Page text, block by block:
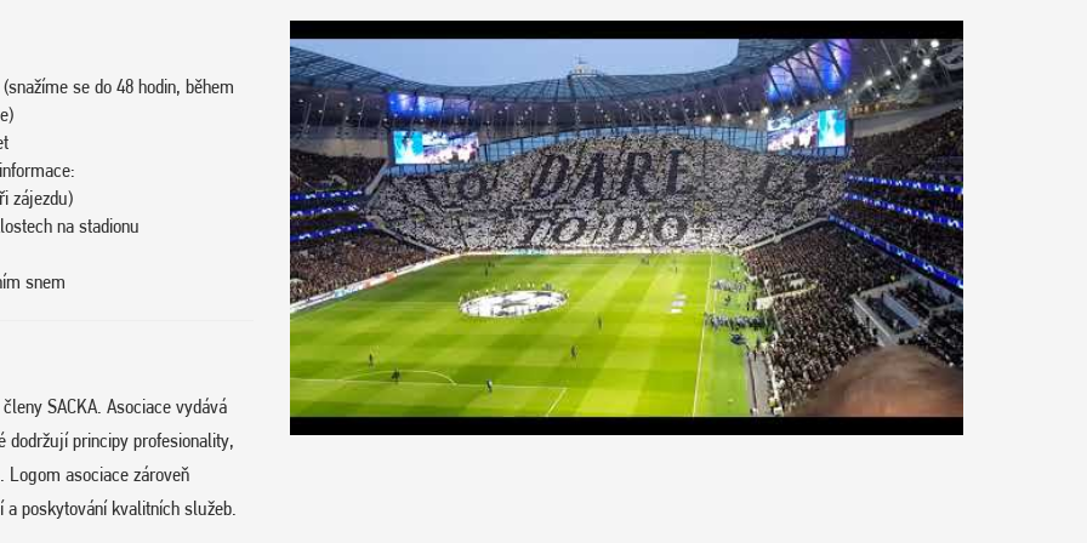
se do 48 hodin, během
zájezdu)
na stadionu
snem
SACKA. Asociace vydává
dodržují principy profesionality,
asociace zároveň
poskytování kvalitních služeb.